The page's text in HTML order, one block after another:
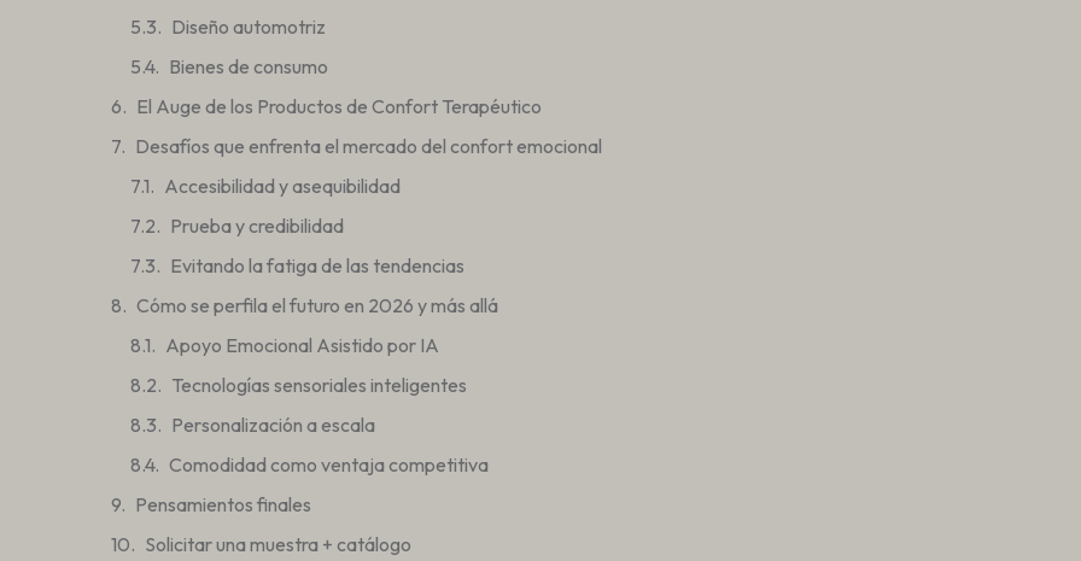
Diseño automotriz
Bienes de consumo
El Auge de los Productos de Confort Terapéutico
Desafíos que enfrenta el mercado del confort emocional
Accesibilidad y asequibilidad
Prueba y credibilidad
Evitando la fatiga de las tendencias
Cómo se perfila el futuro en 2026 y más allá
Apoyo Emocional Asistido por IA
Tecnologías sensoriales inteligentes
Personalización a escala
Comodidad como ventaja competitiva
Pensamientos finales
Solicitar una muestra + catálogo